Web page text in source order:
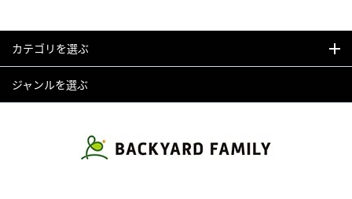
カテゴリを選ぶ
ジャンルを選ぶ